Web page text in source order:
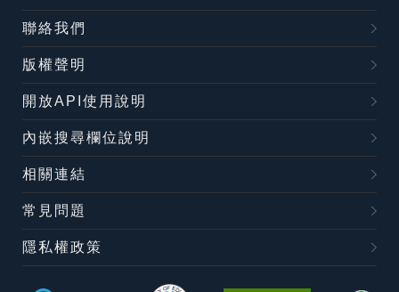
聯絡我們
版權聲明
開放API使用說明
內嵌搜尋欄位說明
相關連結
常見問題
隱私權政策